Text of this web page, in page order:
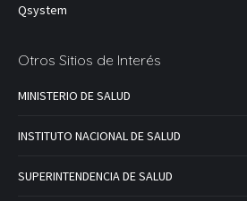
Qsystem
Otros Sitios de Interés
MINISTERIO DE SALUD
INSTITUTO NACIONAL DE SALUD
SUPERINTENDENCIA DE SALUD